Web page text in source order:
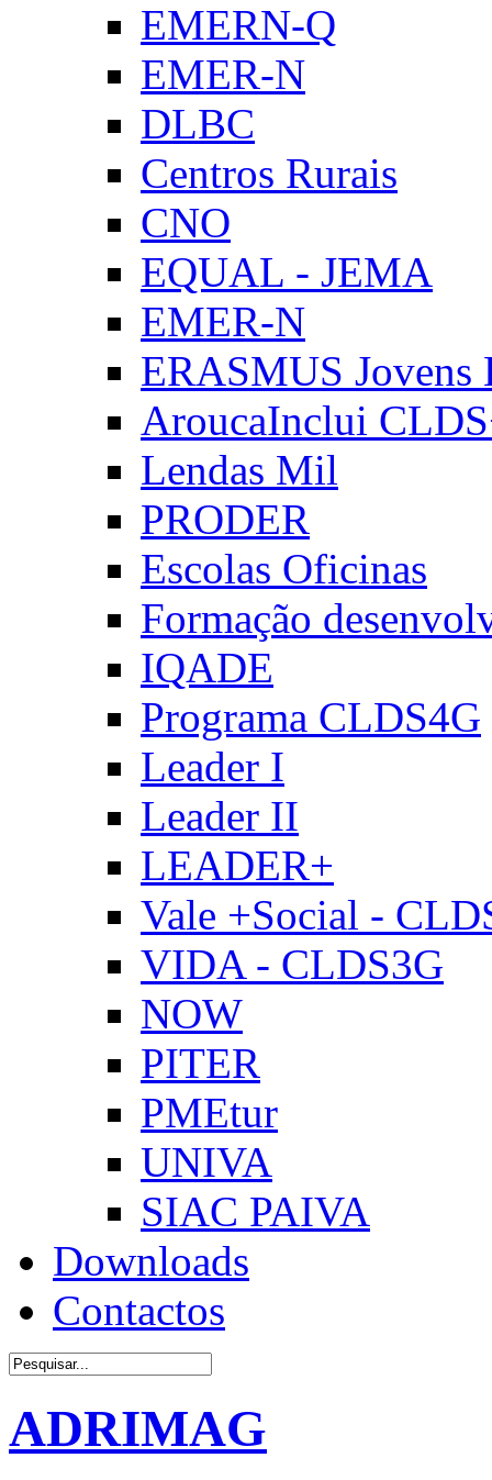
EMERN-Q
EMER-N
DLBC
Centros Rurais
CNO
EQUAL - JEMA
EMER-N
ERASMUS Jovens
AroucaInclui
Lendas Mil
PRODER
Escolas Oficinas
Formação
IQADE
Programa CLDS4G
Leader I
Leader II
LEADER+
Vale +Social -
VIDA - CLDS3G
NOW
PITER
PMEtur
UNIVA
SIAC PAIVA
Downloads
Contactos
ADRIMAG